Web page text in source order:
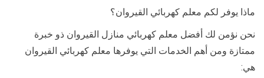
ماذا يوفر لكم معلم كهربائي القيروان؟
نحن نؤمن لك أفضل معلم كهربائي منازل القيروان ذو خبرة
ممتازة ومن أهم الخدمات التي يوفرها معلم كهربائي القيروان
هي: